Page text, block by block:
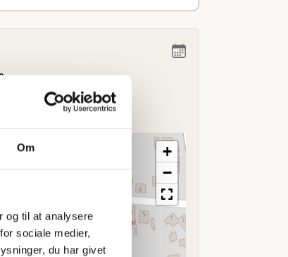
Om
og til at analysere
sociale medier,
du har givet
+
−